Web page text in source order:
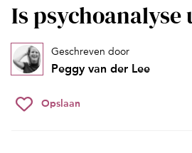
Is
Geschreven door
Peggy van der Lee
Opslaan